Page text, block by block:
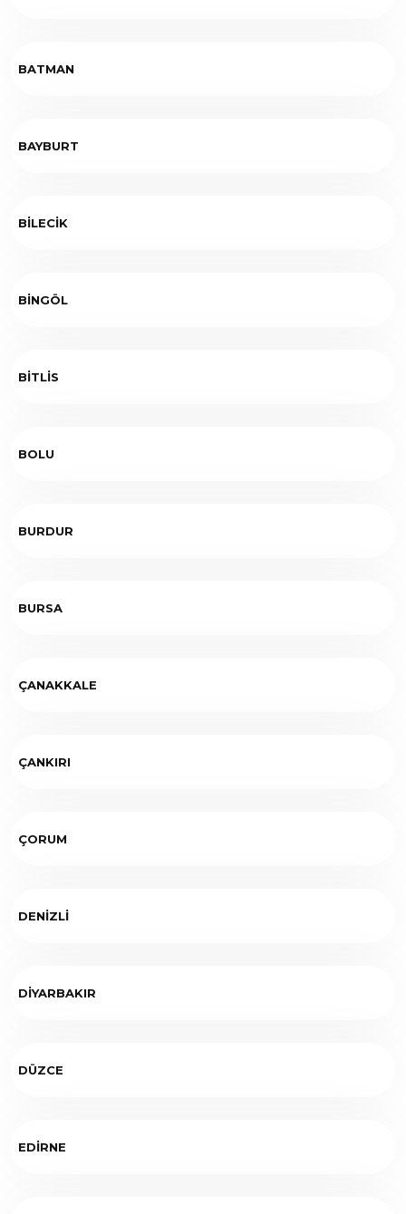
BATMAN
BAYBURT
BİLECİK
BİNGÖL
BİTLİS
BOLU
BURDUR
BURSA
ÇANAKKALE
ÇANKIRI
ÇORUM
DENİZLİ
DİYARBAKIR
DÜZCE
EDİRNE